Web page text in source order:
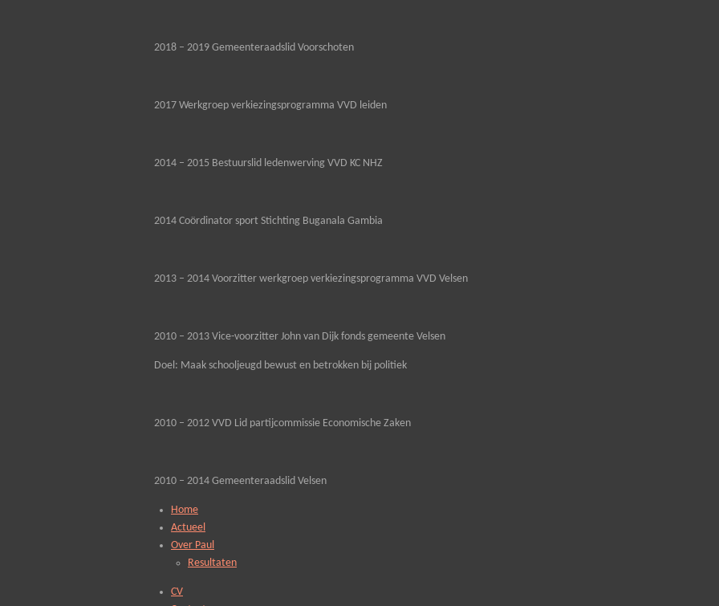
2018 – 2019 Gemeenteraadslid Voorschoten
2017 Werkgroep verkiezingsprogramma VVD leiden
2014 – 2015 Bestuurslid ledenwerving VVD KC NHZ
2014 Coördinator sport Stichting Buganala Gambia
2013 – 2014 Voorzitter werkgroep verkiezingsprogramma VVD Velsen
2010 – 2013 Vice-voorzitter John van Dijk fonds gemeente Velsen
Doel: Maak schooljeugd bewust en betrokken bij politiek
2010 – 2012 VVD Lid partijcommissie Economische Zaken
2010 – 2014 Gemeenteraadslid Velsen
Home
Actueel
Over Paul
Resultaten
CV